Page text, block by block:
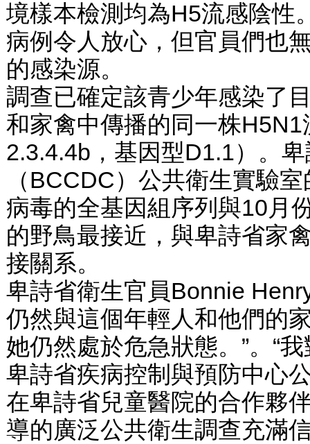
境樣本檢測均為H5流感陰性
病例令人放心，但官員們也
的感染源。
調查已確定該青少年感染了
和家禽中傳播的同一株
2.3.4.4b，基因型D1.1）。
（BCCDC）公共衛生實驗
病毒的全基因組序列與10月
的野鳥最接近，與卑詩省家
接關系。
卑詩省衛生官員Bonnie
仍然與這個年輕人和他們的
她仍然處於危急狀態。”。“
卑詩省疾病控制與預防中心
在卑詩省兒童醫院的合作夥
導的廣泛公共衛生調查充滿